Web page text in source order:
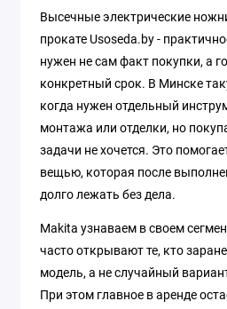
Высечные электрические
прокате Usoseda.by -
нужен не сам факт покупки, а
конкретный срок. В Минске
когда нужен отдельный
монтажа или отделки, но
задачи не хочется. Это
вещью, которая после
долго лежать без дела.
Makita узнаваем в своем
часто открывают те, кто
модель, а не случайный
При этом главное в аренде